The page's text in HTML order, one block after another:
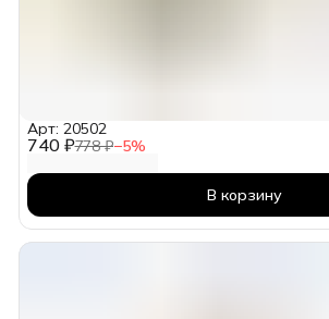
740 ₽778 ₽−5%
Арт: 20502
В корзину